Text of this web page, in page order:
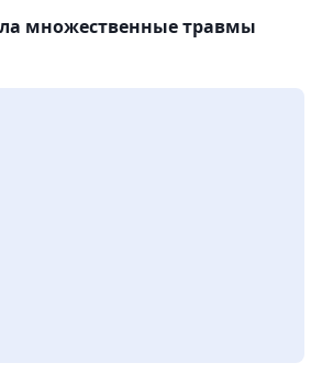
множественные травмы